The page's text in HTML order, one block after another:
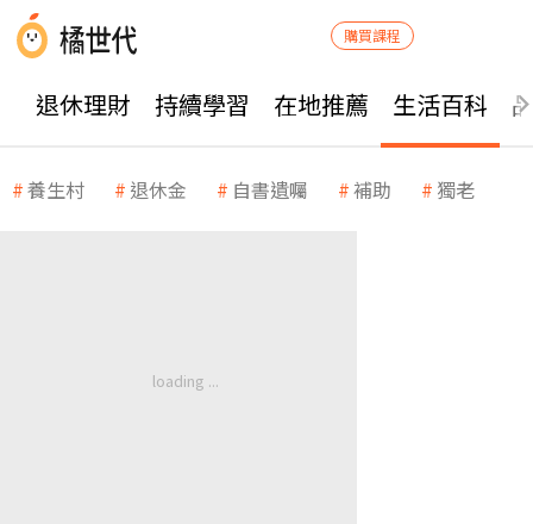
購買課程
退休理財 持續學習 在地推薦 生活百科
養生村 退休金 自書遺囑 補助 獨老